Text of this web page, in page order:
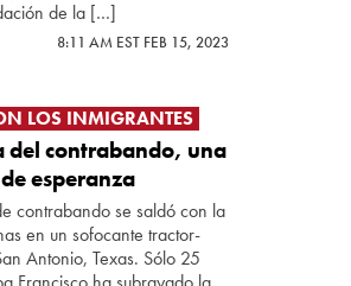
de la […]
8:11 AM EST FEB 15, 2023
LOS INMIGRANTES
del contrabando, una
esperanza
contrabando se saldó con la
en un sofocante tractor-
Antonio, Texas. Sólo 25